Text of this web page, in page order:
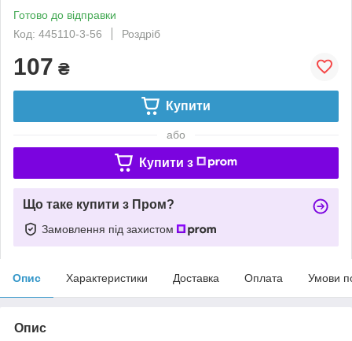
Готово до відправки
Код: 445110-3-56
Роздріб
107 ₴
Купити
або
Купити з
Що таке купити з Пром?
Замовлення під захистом
Опис Характеристики Доставка Оплата Умови
Опис